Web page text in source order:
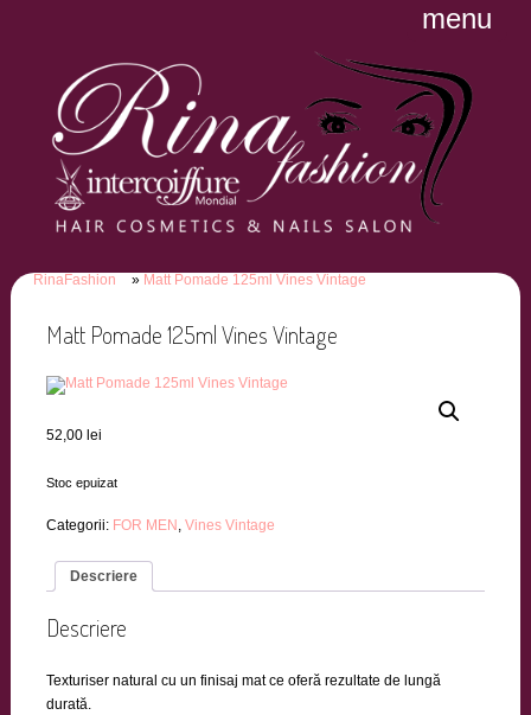
menu
RinaFashion Matt Pomade 125ml Vines Vintage
Matt Pomade 125ml Vines Vintage
52,00 lei
Stoc epuizat
Categorii: FOR MEN , Vines Vintage
Descriere
Descriere
Texturiser natural cu un finisaj mat ce oferă rezultate de lungă
durată.